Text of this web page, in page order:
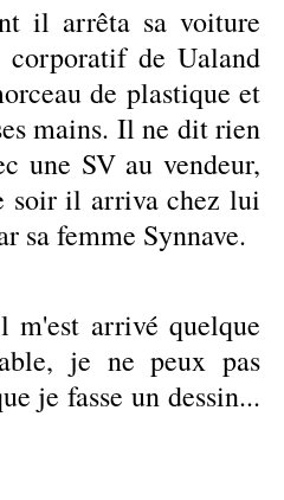
il arrêta sa voiture
corporatif de Ualand
de plastique et
mains. Il ne dit rien
une SV au vendeur,
soir il arriva chez lui
sa femme Synnave.
arrivé quelque
je ne peux pas
je fasse un dessin...